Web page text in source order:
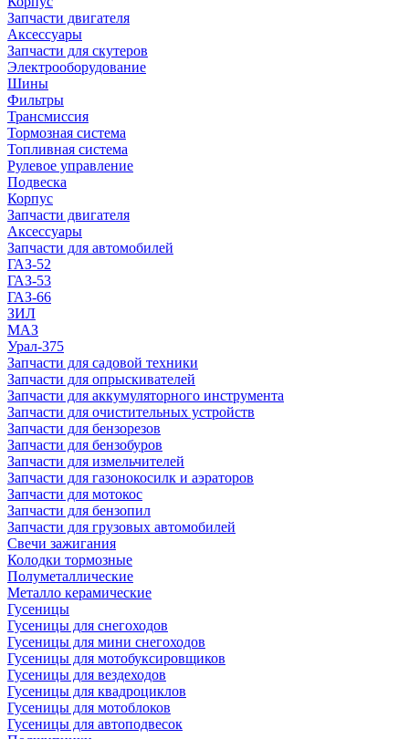
Запчасти двигателя
Аксессуары
Запчасти для скутеров
Электрооборудование
Шины
Фильтры
Трансмиссия
Тормозная система
Топливная система
Рулевое управление
Подвеска
Корпус
Запчасти двигателя
Аксессуары
Запчасти для автомобилей
ГАЗ-52
ГАЗ-53
ГАЗ-66
ЗИЛ
МАЗ
Урал-375
Запчасти для садовой техники
Запчасти для опрыскивателей
Запчасти для аккумуляторного инструмента
Запчасти для очистительных устройств
Запчасти для бензорезов
Запчасти для бензобуров
Запчасти для измельчителей
Запчасти для газонокосилк и аэраторов
Запчасти для мотокос
Запчасти для бензопил
Запчасти для грузовых автомобилей
Свечи зажигания
Колодки тормозные
Полуметаллические
Металло керамические
Гусеницы
Гусеницы для снегоходов
Гусеницы для мини снегоходов
Гусеницы для мотобуксировщиков
Гусеницы для вездеходов
Гусеницы для квадроциклов
Гусеницы для мотоблоков
Гусеницы для автоподвесок